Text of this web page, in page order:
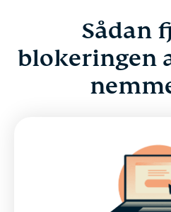
Sådan fjernes blokeringen
trin
Fjern blokering af Tinder
Hvordan giver en VPN
Sådan
blokeringen